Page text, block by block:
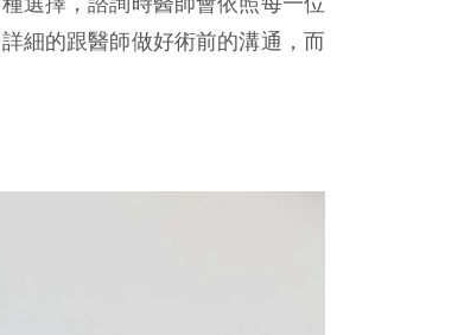
細的跟醫師做好術前的溝通，而